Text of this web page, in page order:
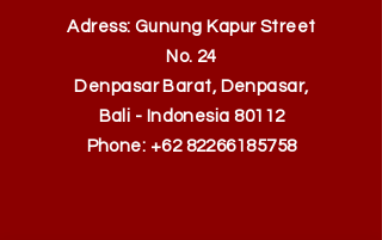
Adress: Gunung Kapur Street
No. 24
Denpasar Barat, Denpasar,
Bali - Indonesia 80112
Phone: +62 82266185758